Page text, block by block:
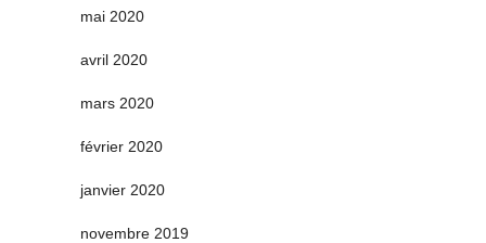
mai 2020
avril 2020
mars 2020
février 2020
janvier 2020
novembre 2019